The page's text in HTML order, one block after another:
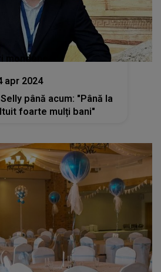
mondene
apr 2024
până acum: "Până la
foarte mulți bani"